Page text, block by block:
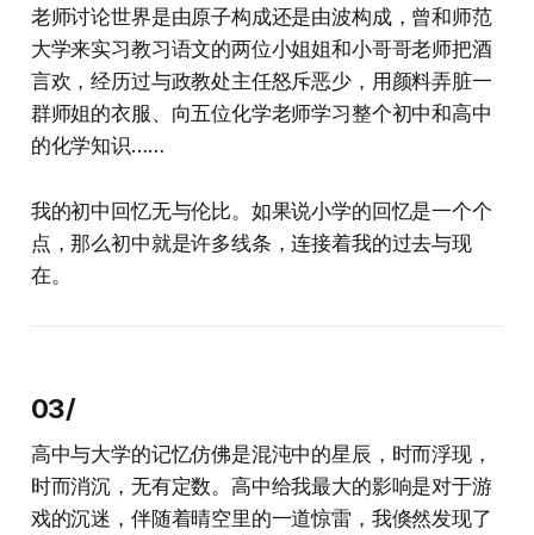
老师讨论世界是由原子构成还是由波构成，曾和师范
大学来实习教习语文的两位小姐姐和小哥哥老师把酒
言欢，经历过与政教处主任怒斥恶少，用颜料弄脏一
群师姐的衣服、向五位化学老师学习整个初中和高中
的化学知识……
我的初中回忆无与伦比。如果说小学的回忆是一个个
点，那么初中就是许多线条，连接着我的过去与现
在。
03/
高中与大学的记忆仿佛是混沌中的星辰，时而浮现，
时而消沉，无有定数。高中给我最大的影响是对于游
戏的沉迷，伴随着晴空里的一道惊雷，我倏然发现了